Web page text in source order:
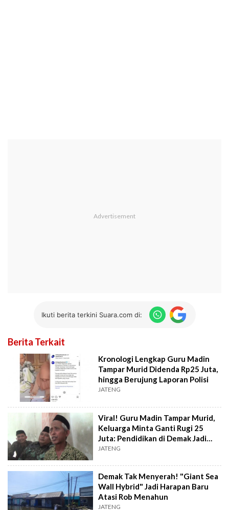
Ikuti berita terkini Suara.com di:
Berita Terkait
Kronologi Lengkap Guru Madin
Tampar Murid Didenda Rp25 Juta,
hingga Berujung Laporan Polisi
JATENG
Viral! Guru Madin Tampar Murid,
Keluarga Minta Ganti Rugi 25
Juta: Pendidikan di Demak Jadi
Sorotan
JATENG
Demak Tak Menyerah! "Giant Sea
Wall Hybrid" Jadi Harapan Baru
Atasi Rob Menahun
JATENG